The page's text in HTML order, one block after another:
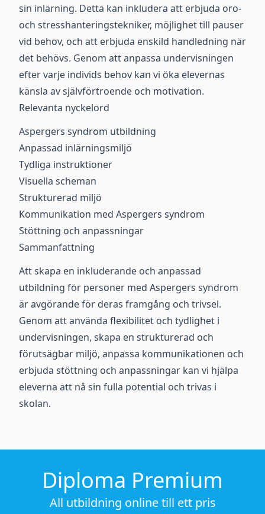
sin inlärning. Detta kan inkludera att erbjuda oro-
och stresshanteringstekniker, möjlighet till pauser
vid behov, och att erbjuda enskild handledning när
det behövs. Genom att anpassa undervisningen
efter varje individs behov kan vi öka elevernas
känsla av självförtroende och motivation.
Relevanta nyckelord
Aspergers syndrom utbildning
Anpassad inlärningsmiljö
Tydliga instruktioner
Visuella scheman
Strukturerad miljö
Kommunikation med Aspergers syndrom
Stöttning och anpassningar
Sammanfattning
Att skapa en inkluderande och anpassad
utbildning för personer med Aspergers syndrom
är avgörande för deras framgång och trivsel.
Genom att använda flexibilitet och tydlighet i
undervisningen, skapa en strukturerad och
förutsägbar miljö, anpassa kommunikationen och
erbjuda stöttning och anpassningar kan vi hjälpa
eleverna att nå sin fulla potential och trivas i
skolan.
Diploma Premium
All utbildning online till ett pris